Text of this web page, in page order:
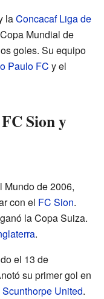
laConcacaf Liga de
Mundial de
goles. Su equipo
Paulo FC y el
Sion y
Mundo de 2006,
con el FC Sion.
la Copa Suiza.
.
el 13 de
su primer gol en
Scunthorpe United.